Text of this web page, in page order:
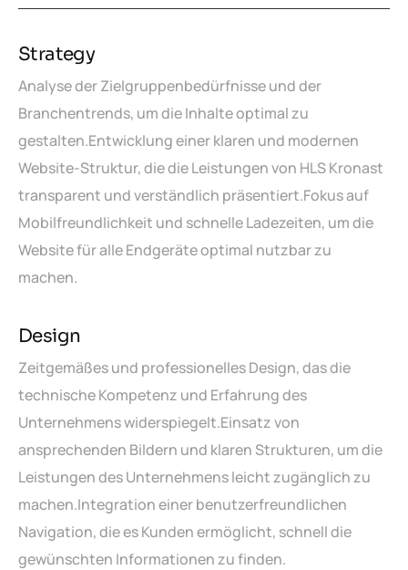
Strategy
Analyse der Zielgruppenbedürfnisse und der
Branchentrends, um die Inhalte optimal zu
gestalten.Entwicklung einer klaren und modernen
Website-Struktur, die die Leistungen von HLS Kronast
transparent und verständlich präsentiert.Fokus auf
Mobilfreundlichkeit und schnelle Ladezeiten, um die
Website für alle Endgeräte optimal nutzbar zu
machen.
Design
Zeitgemäßes und professionelles Design, das die
technische Kompetenz und Erfahrung des
Unternehmens widerspiegelt.Einsatz von
ansprechenden Bildern und klaren Strukturen, um die
Leistungen des Unternehmens leicht zugänglich zu
machen.Integration einer benutzerfreundlichen
Navigation, die es Kunden ermöglicht, schnell die
gewünschten Informationen zu finden.